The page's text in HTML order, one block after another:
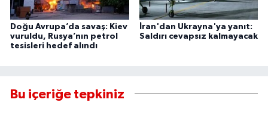
Doğu Avrupa’da savaş: Kiev
vuruldu, Rusya’nın petrol
tesisleri hedef alındı
İran'dan Ukrayna'ya yanıt:
Saldırı cevapsız kalmayacak
Bu içeriğe tepkiniz